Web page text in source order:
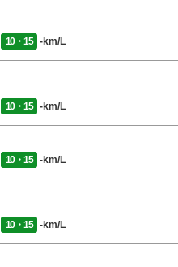
10・15 -km/L
10・15 -km/L
10・15 -km/L
10・15 -km/L